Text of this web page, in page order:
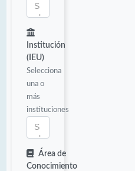
Institución
(IEU)
Selecciona
una o
más
instituciones
Área de
Conocimiento